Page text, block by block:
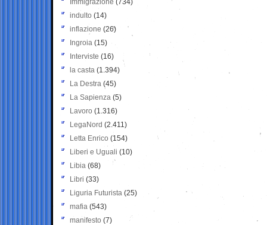
Immigrazione (734)
indulto (14)
inflazione (26)
Ingroia (15)
Interviste (16)
la casta (1.394)
La Destra (45)
La Sapienza (5)
Lavoro (1.316)
LegaNord (2.411)
Letta Enrico (154)
Liberi e Uguali (10)
Libia (68)
Libri (33)
Liguria Futurista (25)
mafia (543)
manifesto (7)